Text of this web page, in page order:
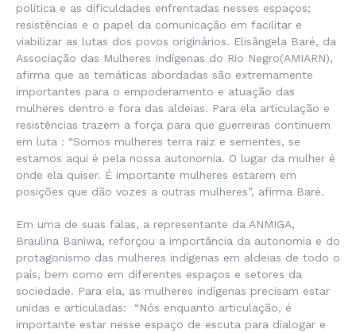
política e as dificuldades enfrentadas nesses espaços;
resistências e o papel da comunicação em facilitar e
viabilizar as lutas dos povos originários. Elisângela Baré, da
Associação das Mulheres Indígenas do Rio Negro(AMIARN),
afirma que as temáticas abordadas são extremamente
importantes para o empoderamento e atuação das
mulheres dentro e fora das aldeias. Para ela articulação e
resistências trazem a força para que guerreiras continuem
em luta : “Somos mulheres terra raiz e sementes, se
estamos aqui é pela nossa autonomia. O lugar da mulher é
onde ela quiser. É importante mulheres estarem em
posições que dão vozes a outras mulheres”, afirma Baré.
Em uma de suas falas, a representante da ANMIGA,
Braulina Baniwa, reforçou a importância da autonomia e do
protagonismo das mulheres indígenas em aldeias de todo o
país, bem como em diferentes espaços e setores da
sociedade. Para ela, as mulheres indígenas precisam estar
unidas e articuladas: “Nós enquanto articulação, é
importante estar nesse espaço de escuta para dialogar e